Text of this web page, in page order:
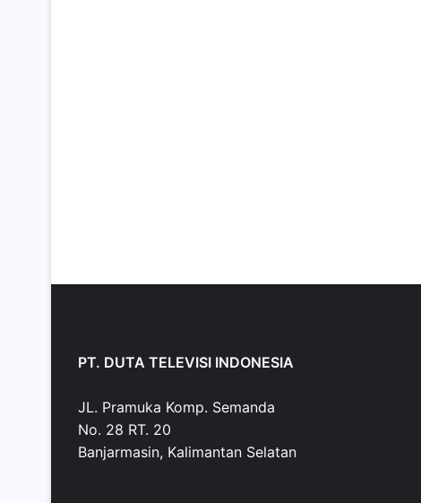
PT. DUTA TELEVISI INDONESIA
JL. Pramuka Komp. Semanda
No. 28 RT. 20
Banjarmasin, Kalimantan Selatan